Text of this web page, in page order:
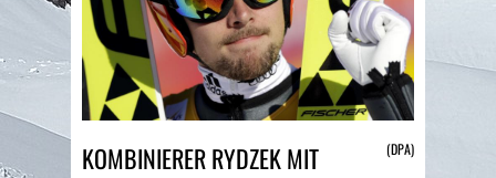
KOMBINIERER RYDZEK MIT
(DPA)